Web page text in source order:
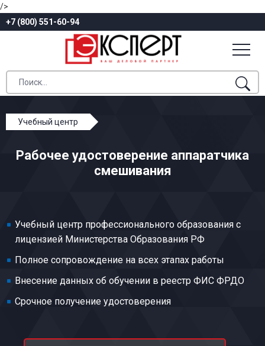
/>
+7 (800) 551-60-94
Учебный центр
Общие профессии химических производств
Аппаратчик смешивания
Рабочее удостоверение аппаратчика
смешивания
Учебный центр профессионального образования с
лицензией Министерства Образования РФ
Полное сопровождение на всех этапах работы
Внесение данных об обучении в реестр ФИС ФРДО
Срочное получение удостоверения